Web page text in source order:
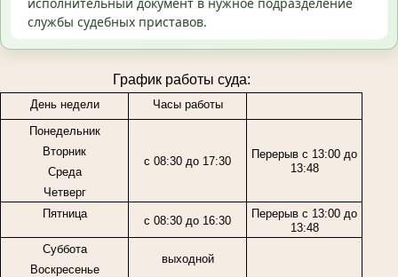
исполнительный документ в нужное подразделение
службы судебных приставов.
График работы суда:
День недели
Часы работы
Понедельник
Вторник
Среда
Четверг
с 08:30 до 17:30
Перерыв с 13:00 до
13:48
Пятница
с 08:30 до 16:30
Перерыв с 13:00 до
13:48
Суббота
Воскресенье
выходной